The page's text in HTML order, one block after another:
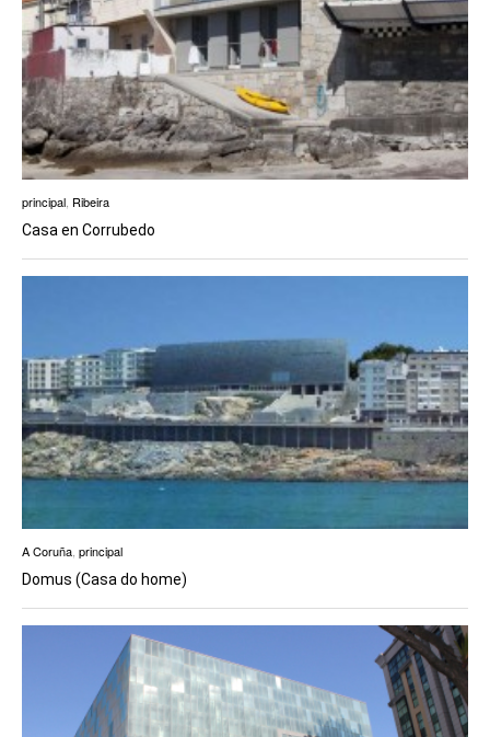
principal Ribeira
Casa en Corrubedo
A Coruña principal
Domus (Casa do home)